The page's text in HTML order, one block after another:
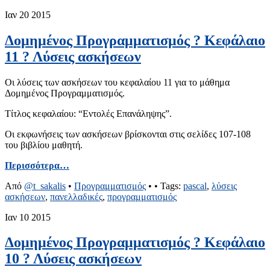
Ιαν 20 2015
Δομημένος Προγραμματισμός ? Κεφάλαιο
11 ? Λύσεις ασκήσεων
Οι λύσεις των ασκήσεων του κεφαλαίου 11 για το μάθημα
Δομημένος Προγραμματισμός.
Τίτλος κεφαλαίου: “Εντολές Επανάληψης”.
Οι εκφωνήσεις των ασκήσεων βρίσκονται στις σελίδες 107-108
του βιβλίου μαθητή.
Περισσότερα…
Από @t_sakalis • Προγραμματισμός • • Tags: pascal, λύσεις
ασκήσεων, πανελλαδικές, προγραμματισμός
Ιαν 10 2015
Δομημένος Προγραμματισμός ? Κεφάλαιο
10 ? Λύσεις ασκήσεων